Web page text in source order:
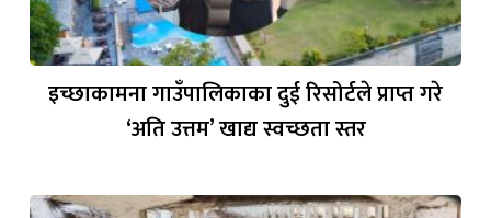
इच्छाकामना गाउँपालिकाका दुई रिसोर्टले प्राप्त गरे
‘अति उत्तम’ खाद्य स्वच्छता स्तर